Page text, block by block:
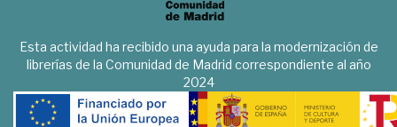
Esta actividad ha recibido una ayuda para la modernización de
librerías de la Comunidad de Madrid correspondiente al año
2024